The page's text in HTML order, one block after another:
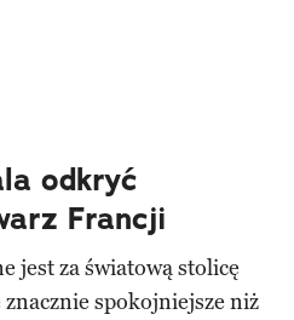
odkryć
Francji
jest za światową stolicę
spokojniejsze niż